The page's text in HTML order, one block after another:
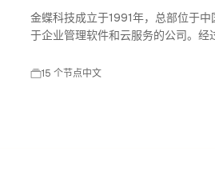
金蝶科技成立于1991年，总部位于
于企业管理软件和云服务的公司。经
理、供应链管理、人力资源管理等多
15 个节点中文